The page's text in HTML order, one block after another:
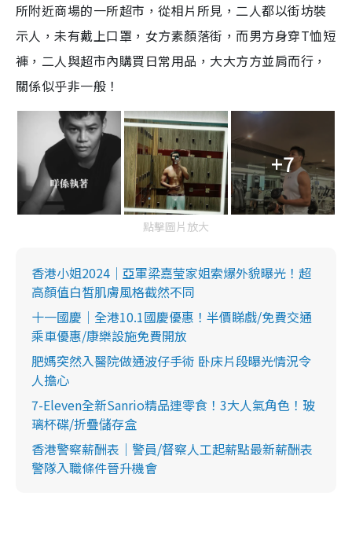
所附近商場的一所超市，從相片所見，二人都以街坊裝
示人，未有戴上口罩，女方素顏落街，而男方身穿T恤短
褲，二人與超市內購買日常用品，大大方方並肩而行，
關係似乎非一般！
+7
點擊圖片放大
香港小姐2024｜亞軍梁嘉莹家姐索爆外貌曝光！超
高顏值白皙肌膚風格截然不同
十一國慶｜全港10.1國慶優惠！半價睇戲/免費交通
乘車優惠/康樂設施免費開放
肥媽突然入醫院做通波仔手術 卧床片段曝光情況令
人擔心
7-Eleven全新Sanrio精品連零食！3大人氣角色！玻
璃杯碟/折疊儲存盒
香港警察薪酬表｜警員/督察人工起薪點最新薪酬表
警隊入職條件晉升機會